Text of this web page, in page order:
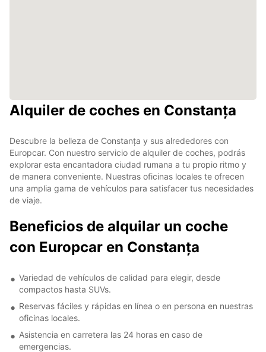
Alquiler de coches en Constanța
Descubre la belleza de Constanța y sus alrededores con
Europcar. Con nuestro servicio de alquiler de coches, podrás
explorar esta encantadora ciudad rumana a tu propio ritmo y
de manera conveniente. Nuestras oficinas locales te ofrecen
una amplia gama de vehículos para satisfacer tus necesidades
de viaje.
Beneficios de alquilar un coche
con Europcar en Constanța
Variedad de vehículos de calidad para elegir, desde
compactos hasta SUVs.
Reservas fáciles y rápidas en línea o en persona en nuestras
oficinas locales.
Asistencia en carretera las 24 horas en caso de
emergencias.